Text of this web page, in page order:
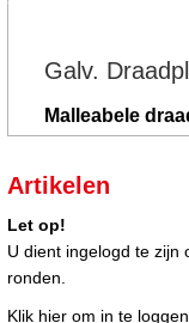
Galv.
Malleabele
Artikelen
Let op!
U dient ingelogd te zijn
ronden.
Klik hier om in te loggen